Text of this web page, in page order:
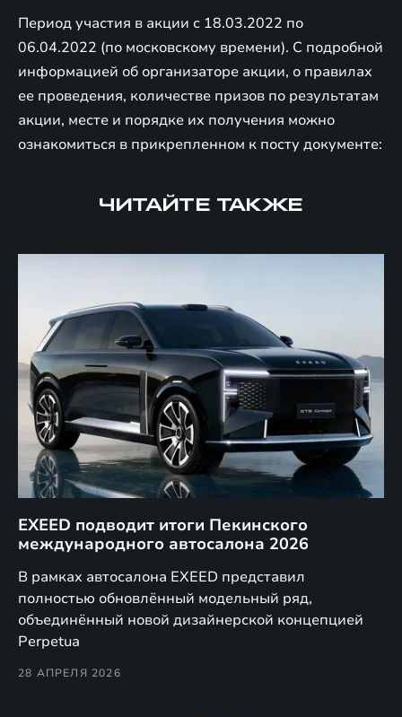
Период участия в акции с 18.03.2022 по
06.04.2022 (по московскому времени). С подробной
информацией об организаторе акции, о правилах
ее проведения, количестве призов по результатам
акции, месте и порядке их получения можно
ознакомиться в прикрепленном к посту документе:
ЧИТАЙТЕ ТАКЖЕ
EXEED подводит итоги Пекинского
международного автосалона 2026
В рамках автосалона EXEED представил
полностью обновлённый модельный ряд,
объединённый новой дизайнерской концепцией
Perpetua
28 АПРЕЛЯ 2026